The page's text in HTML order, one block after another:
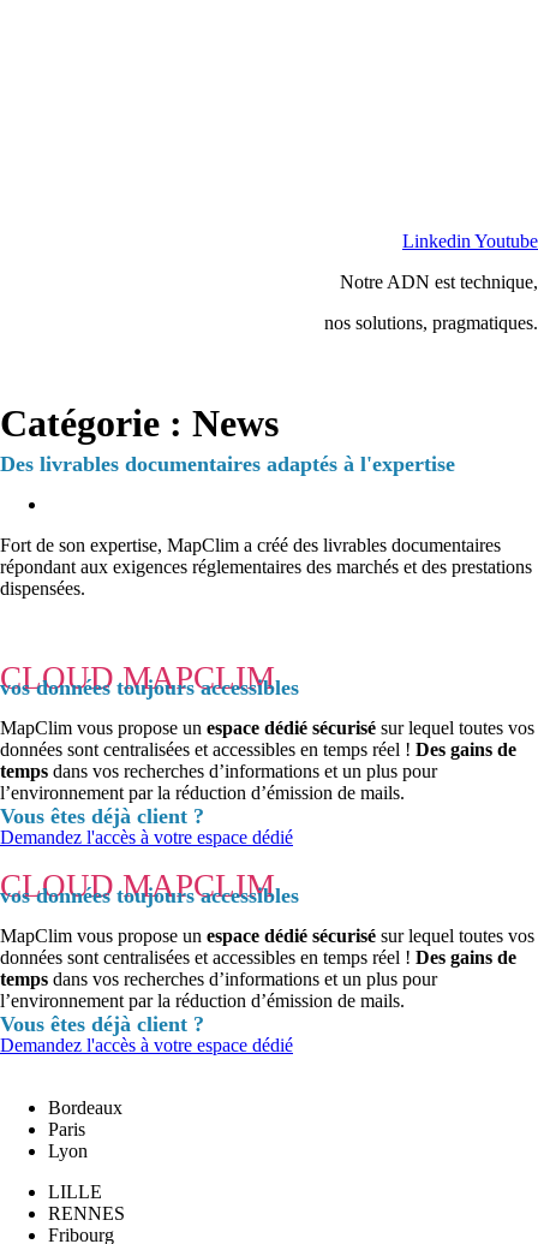
Linkedin Youtube
Notre ADN est technique,
nos solutions, pragmatiques.
Catégorie : News
Des livrables documentaires adaptés à l'expertise
Fort de son expertise, MapClim a créé des livrables documentaires
répondant aux exigences réglementaires des marchés et des prestations
dispensées.
CLOUD MAPCLIM
vos données toujours accessibles
MapClim vous propose un espace dédié sécurisé sur lequel toutes vos
données sont centralisées et accessibles en temps réel ! Des gains de
temps dans vos recherches d’informations et un plus pour
l’environnement par la réduction d’émission de mails.
Vous êtes déjà client ?
Demandez l'accès à votre espace dédié
CLOUD MAPCLIM
vos données toujours accessibles
MapClim vous propose un espace dédié sécurisé sur lequel toutes vos
données sont centralisées et accessibles en temps réel ! Des gains de
temps dans vos recherches d’informations et un plus pour
l’environnement par la réduction d’émission de mails.
Vous êtes déjà client ?
Demandez l'accès à votre espace dédié
Bordeaux
Paris
Lyon
LILLE
RENNES
Fribourg